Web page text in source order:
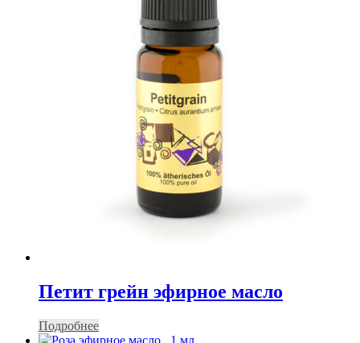
Петит грейн эфирное масло
Подробнее